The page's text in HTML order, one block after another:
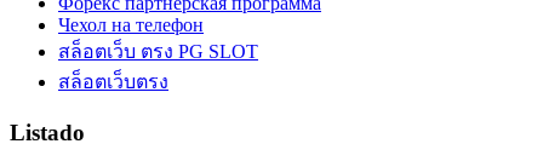
Чехол на телефон
สล็อตเว็บ ตรง PG SLOT
สล็อตเว็บตรง
Listado